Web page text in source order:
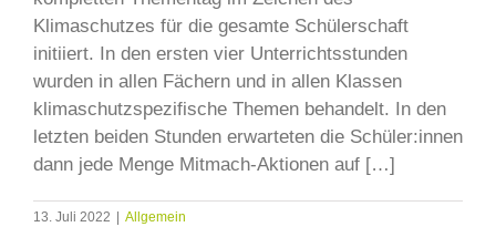
Klimaschutzes für die gesamte Schülerschaft
initiiert. In den ersten vier Unterrichtsstunden
wurden in allen Fächern und in allen Klassen
klimaschutzspezifische Themen behandelt. In den
letzten beiden Stunden erwarteten die Schüler:innen
dann jede Menge Mitmach-Aktionen auf […]
13. Juli 2022 | Allgemein